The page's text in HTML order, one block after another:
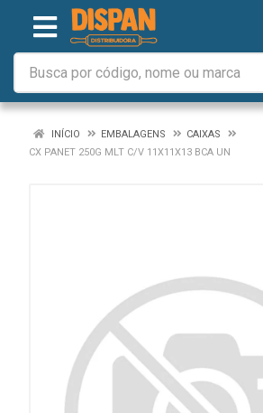
INÍCIO EMBALAGENS
CAIXAS
CX PANET 250G MLT C/V 11X11X13 BCA UN